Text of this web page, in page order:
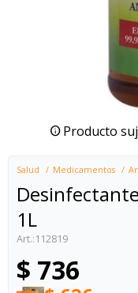
Producto
Salud Medicamentos
1L
112819
$ 736